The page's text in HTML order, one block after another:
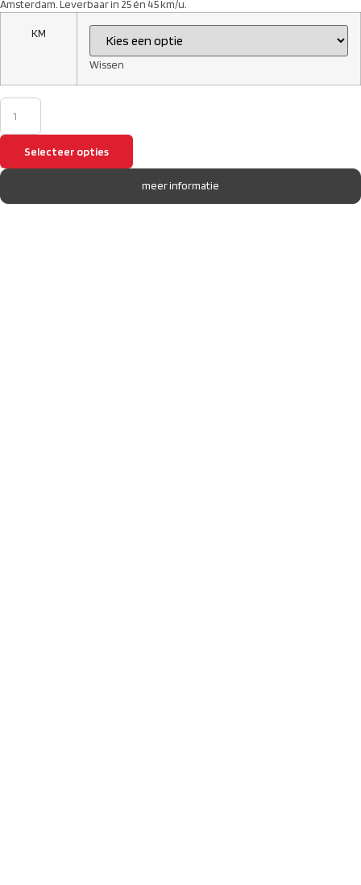
Amsterdam. Leverbaar in 25 én 45 km/u.
KM
Wissen
Selecteer opties
meer informatie